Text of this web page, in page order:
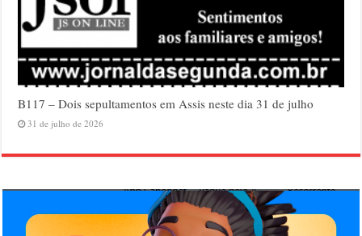
B117 – Dois sepultamentos em Assis neste dia 31 de julho
31 de julho de 2026